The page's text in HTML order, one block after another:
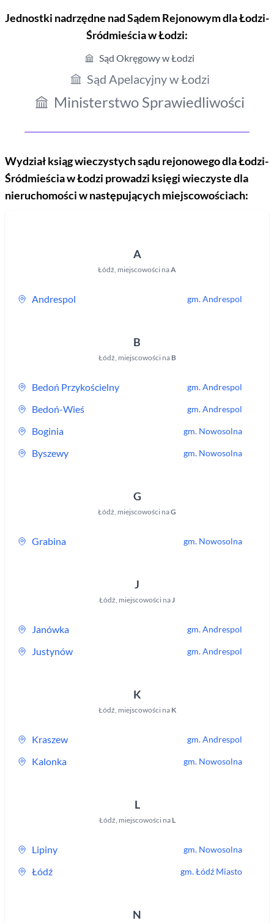
Jednostki nadrzędne nad Sądem Rejonowymdla Łodzi-
Śródmieścia w Łodzi:
Sąd Okręgowy w Łodzi
Sąd Apelacyjny w Łodzi
Ministerstwo Sprawiedliwości
Wydział ksiąg wieczystych sądu rejonowegodla Łodzi-
Śródmieścia w Łodzi prowadzi księgi wieczyste dla
nieruchomości w następujących miejscowościach:
A
Łódź, miejscowości naA
Andrespol gm.Andrespol
B
Łódź, miejscowości na B
Bedoń Przykościelny gm.Andrespol
Bedoń-Wieś gm.Andrespol
Boginia gm. Nowosolna
Byszewy gm. Nowosolna
G
Łódź, miejscowości naG
Grabina gm. Nowosolna
J
Łódź, miejscowości naJ
Janówka gm.Andrespol
Justynów gm.Andrespol
K
Łódź, miejscowości na K
Kraszew gm.Andrespol
Kalonka gm. Nowosolna
L
Łódź, miejscowości na L
Lipiny gm. Nowosolna
Łódź gm.Łódź Miasto
N